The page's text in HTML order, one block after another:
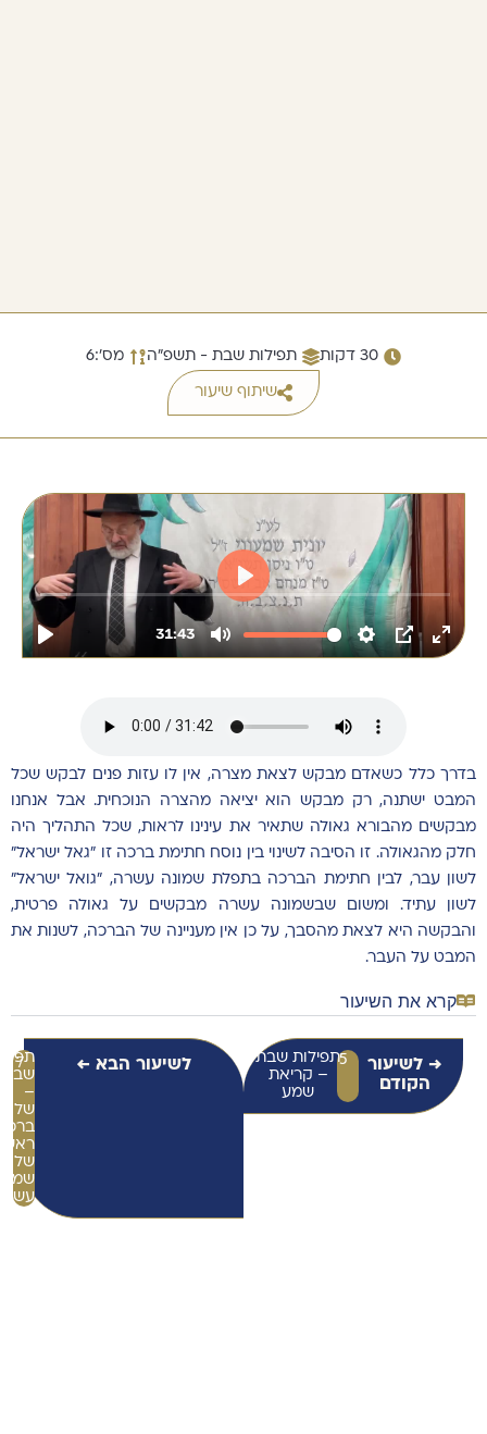
30 דקות תפילות שבת - תשפ"ה מס׳:6
שיתוף שיעור
בדרך כלל כשאדם מבקש לצאת מצרה, אין לו עזות פנים לבקש שכל
המבט ישתנה, רק מבקש הוא יציאה מהצרה הנוכחית. אבל אנחנו
מבקשים מהבורא גאולה שתאיר את עינינו לראות, שכל התהליך היה
חלק מהגאולה. זו הסיבה לשינוי בין נוסח חתימת ברכה זו "גאל ישראל"
לשון עבר, לבין חתימת הברכה בתפלת שמונה עשרה, "גואל ישראל"
לשון עתיד. ומשום שבשמונה עשרה מבקשים על גאולה פרטית,
והבקשה היא לצאת מהסבך, על כן אין מעניינה של הברכה, לשנות את
המבט על העבר.
קרא את השיעור
→ לשיעור
הקודם
5תפילות שבת
– קריאת
שמע
לשיעור הבא ← 7
שבת
–
של